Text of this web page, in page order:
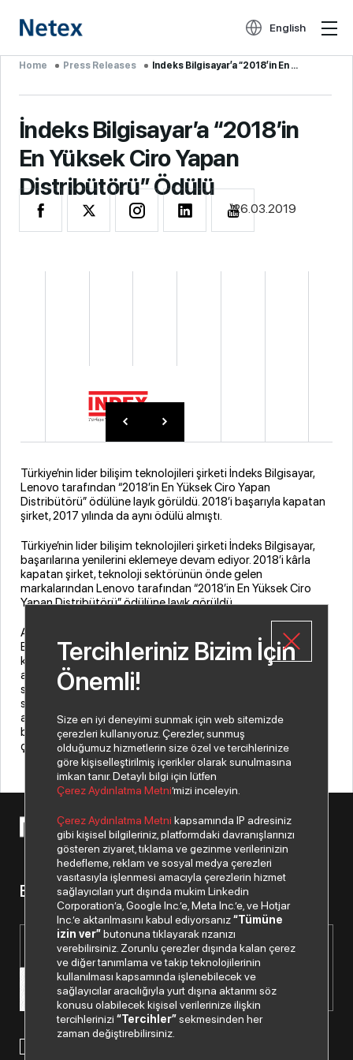
English
Home Press Releases İndeks Bilgisayar’a “2018’in En Yü...
İndeks Bilgisayar’a “2018’in
En Yüksek Ciro Yapan
Distribütörü” Ödülü
26.03.2019
Türkiye’nin lider bilişim teknolojileri şirketi İndeks Bilgisayar,
Lenovo tarafından “2018’in En Yüksek Ciro Yapan
Distribütörü” ödülüne layık görüldü. 2018’i başarıyla kapatan
şirket, 2017 yılında da aynı ödülü almıştı.
Türkiye’nin lider bilişim teknolojileri şirketi İndeks Bilgisayar,
başarılarına yenilerini eklemeye devam ediyor. 2018’i kârla
kapatan şirket, teknoloji sektörünün önde gelen
markalarından Lenovo tarafından “2018’in En Yüksek Ciro
Yapan Distribütörü” ödülüne layık görüldü.
Aldıkları ödülü değerlendiren İndeks Bilgisayar Genel Müdürü
Banu Sürek, “2018’i de 2017 yılında olduğu gibi başarıyla
kapatmanın gururunu yaşıyoruz. Türkiye genelinde 8 bini
aşkın bayi kanalımızla son tüketiciye avantaj ve kaliteyi
sunuyor ve sonucunda da başarımızı taçlandıran, bizi
sevindiren bu ödülleri alıyoruz. 2019 yılında da tüm dağıtım
anlaşmalarımızla faaliyetlerimizi aynı özenle sürdürüp,
başarılarımıza yenilerini eklemek için tüm ekibimizle
çalışıyoruz.” dedi.
© 2026 Copyright Netex A.Ş. Tüm hakları saklıdır.
Bizden haberiniz olsun.
Paylaştığım kişisel verilerimin işlenmesi hususunda
Tercihleriniz Bizim İçin
Önemli!
Size en iyi deneyimi sunmak için web sitemizde
çerezleri kullanıyoruz. Çerezler, sunmuş
olduğumuz hizmetlerin size özel ve tercihlerinize
göre kişiselleştirilmiş içerikler olarak sunulmasına
imkan tanır. Detaylı bilgi için lütfen
Çerez Aydınlatma Metni’mizi inceleyin.
Çerez Aydınlatma Metni kapsamında IP adresiniz
gibi kişisel bilgileriniz, platformdaki davranışlarınızı
gösteren ziyaret, tıklama ve gezinme verilerinizin
hedefleme, reklam ve sosyal medya çerezleri
vasıtasıyla işlenmesi amacıyla çerezlerin hizmet
sağlayıcıları yurt dışında mukim Linkedin
Corporation’a, Google Inc.’e, Meta Inc.’e, ve Hotjar
Inc.’e aktarılmasını kabul ediyorsanız“Tümüne
izin ver”butonuna tıklayarak rızanızı
verebilirsiniz. Zorunlu çerezler dışında kalan çerez
ve diğer tanımlama ve takip teknolojilerinin
kullanılması kapsamında işlenebilecek ve
sağlayıcılar aracılığıyla yurt dışına aktarımı söz
konusu olabilecek kişisel verilerinize ilişkin
tercihlerinizi“Tercihler”sekmesinden her
zaman değiştirebilirsiniz.